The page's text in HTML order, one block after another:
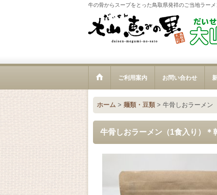
牛の骨からスープをとった鳥取県発祥のご当地ラー
ご利用案内 お問い合わせ
ホーム > 麺類・豆類 > 牛骨しおラーメン
牛骨しおラーメン（1食入り）＊